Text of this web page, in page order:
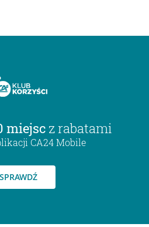
miejsc z rabatami
CA24 Mobile
SPRAWDŹ